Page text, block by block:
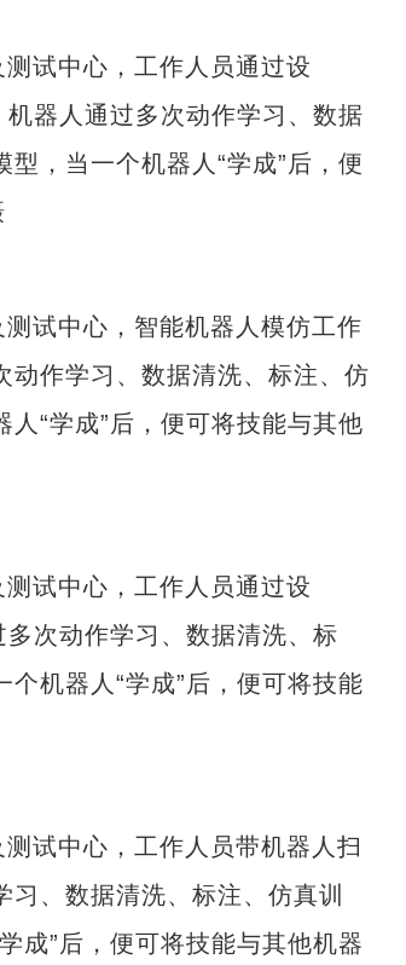
试中心，工作人员通过设
器人通过多次动作学习、数据
，当一个机器人“学成”后，便
试中心，智能机器人模仿工作
动作学习、数据清洗、标注、仿
“学成”后，便可将技能与其他
试中心，工作人员通过设
次动作学习、数据清洗、标
机器人“学成”后，便可将技能
试中心，工作人员带机器人扫
、数据清洗、标注、仿真训
成”后，便可将技能与其他机器